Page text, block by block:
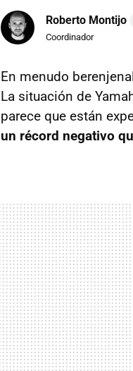
Roberto Montijo
Coordinador
En menudo
La situación de
parece que están
un récord negativo